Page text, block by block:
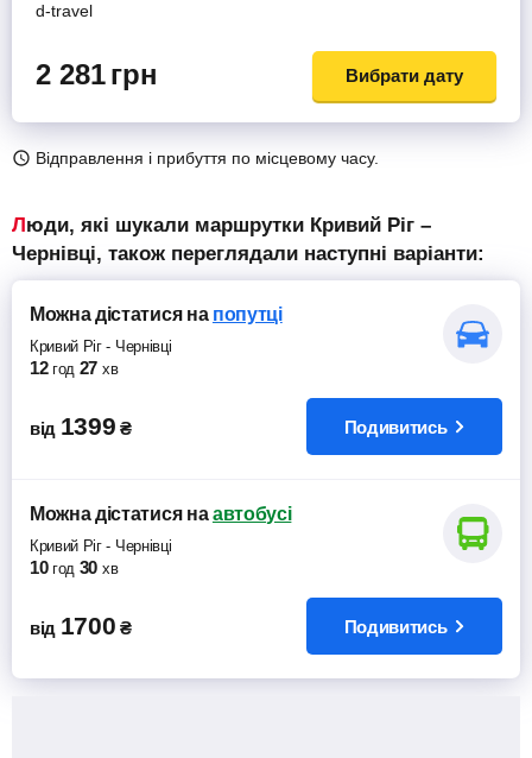
d-travel
2 281грн Вибрати дату
Відправлення і прибуття по місцевому часу.
Люди, які шукали маршрутки Кривий Ріг –
Чернівці, також переглядали наступні варіанти:
Можна дістатисяна попутці
Кривий Ріг- Чернівці
12 год 27 хв
від 1399 ₴ Подивитись
Можна дістатисяна автобусі
Кривий Ріг- Чернівці
10 год 30 хв
від 1700 ₴ Подивитись